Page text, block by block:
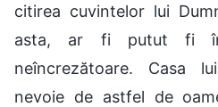
citirea cuvintelor lui
asta, ar fi putut fi
neîncrezătoare. Casa
nevoie de astfel de